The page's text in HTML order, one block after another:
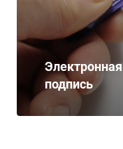
Электронная
подпись